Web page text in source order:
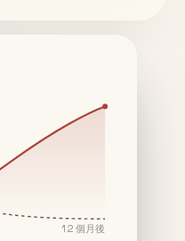
12 個月後